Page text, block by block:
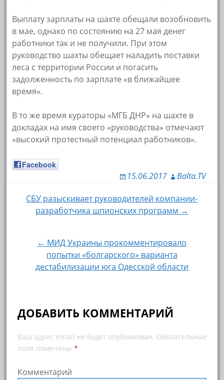
Выплату зарплаты на шахте обещали возобновить
в мае, однако по состоянию на 27 мая денег
работники так и не получили. При этом
руководство шахты обещает наладить поставки
леса с территории России и погасить
задолженность по зарплате «в ближайшее
время».
В то же время кураторы «МГБ ДНР» на шахте в
докладах на имя своего «руководства» отмечают
«высокий протестный потенциал работников».
Facebook
15.06.2017 Balta.TV
Навигация по записям
СБУ разыскивает руководителей компании-
разработчика шпионских программ →
← МИД Украины прокомментировало
попытки «болгарского» варианта
дестабилизации юга Одесской области
ДОБАВИТЬ КОММЕНТАРИЙ
Ваш адрес email не будет опубликован. Обязательные
поля помечены *
Комментарий